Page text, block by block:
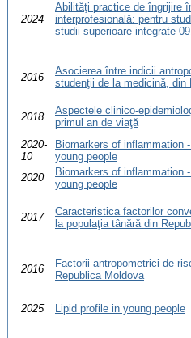
2024
Abilităţi practice de îngrijire
interprofesională: pentru
studii superioare integrate
2016
Asocierea între indicii
studenţii de la medicină, din
2018
Aspectele clinico-
primul an de viaţă
2020-
10
Biomarkers of inflammation
young people
2020
Biomarkers of inflammation
young people
2017
Caracteristica factorilor
la populaţia tânără din
2016
Factorii antropometrici de
Republica Moldova
2025 Lipid profile in young people